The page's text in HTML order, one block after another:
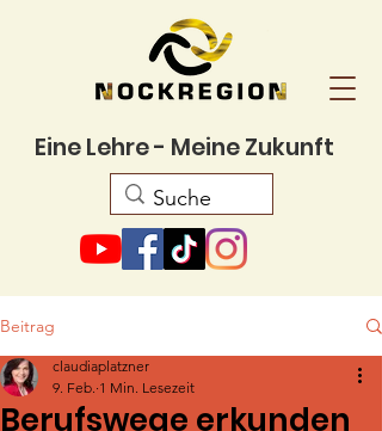
Eine Lehre - Meine Zukunft
Beitrag
Berufswege erkunden
claudiaplatzner
9. Feb. 1 Min. Lesezeit